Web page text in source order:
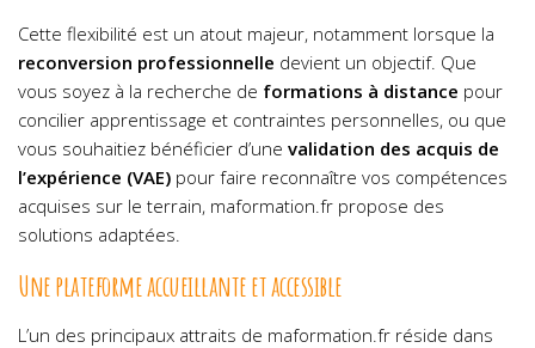
Cette flexibilité est un atout majeur, notamment lorsque la
reconversion professionnelle devient un objectif. Que
vous soyez à la recherche de formations à distance pour
concilier apprentissage et contraintes personnelles, ou que
vous souhaitiez bénéficier d’une validation des acquis de
l’expérience (VAE) pour faire reconnaître vos compétences
acquises sur le terrain, maformation.fr propose des
solutions adaptées.
Une plateforme accueillante et accessible
L’un des principaux attraits de maformation.fr réside dans